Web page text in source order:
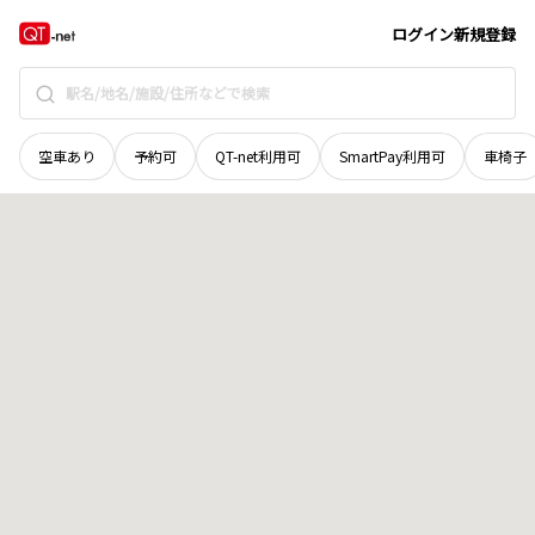
ログイン新規登録
空車あり 予約可 QT-net利用可 SmartPay利用可 車椅子
北海道 地域選択で探す